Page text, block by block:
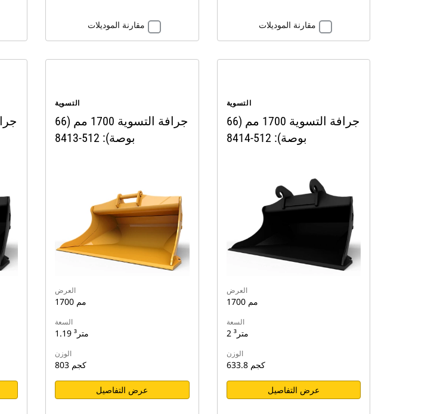
مقارنة الموديلات مقارنة الموديلات
التسوية
جرافة التسوية 1700 مم (66
بوصة): 512-8413
العرض
1700 مم
السعة
1.19 متر³
الوزن
803 كجم
عرض التفاصيل
التسوية
جرافة التسوية 1700 مم (66
بوصة): 512-8414
العرض
1700 مم
السعة
2 متر³
الوزن
633.8 كجم
عرض التفاصيل